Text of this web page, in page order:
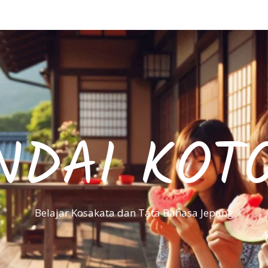
Belajar Kosakata dan Tata Bahasa Jepang